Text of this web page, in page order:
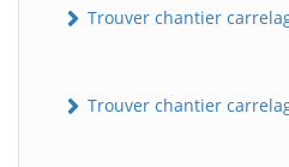
Trouver chantier
Trouver chantier